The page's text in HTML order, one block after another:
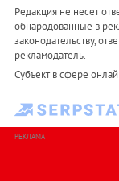
Редакция не несет
обнародованные в
законодательству,
рекламодатель.
Субъект в сфере
РЕКЛАМА